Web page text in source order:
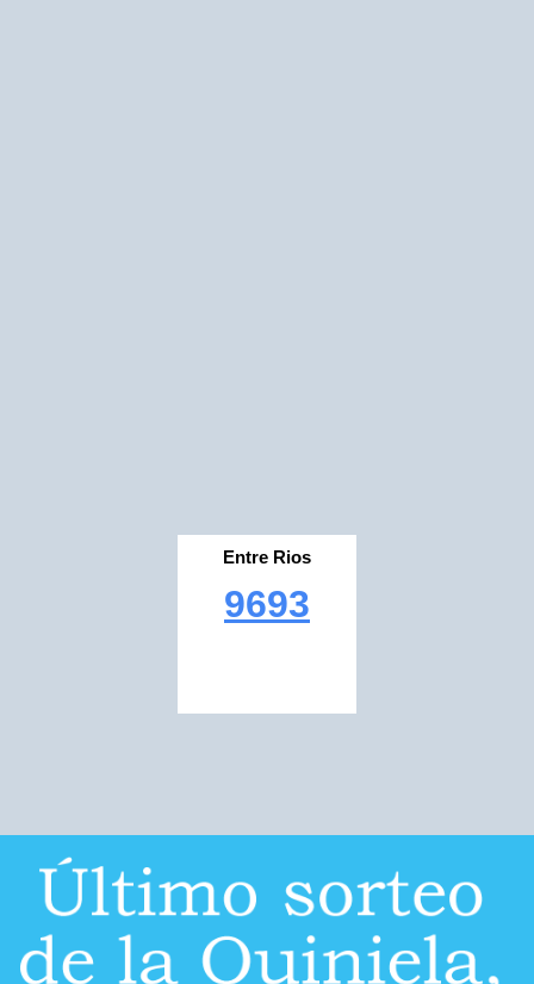
Entre Rios
9693